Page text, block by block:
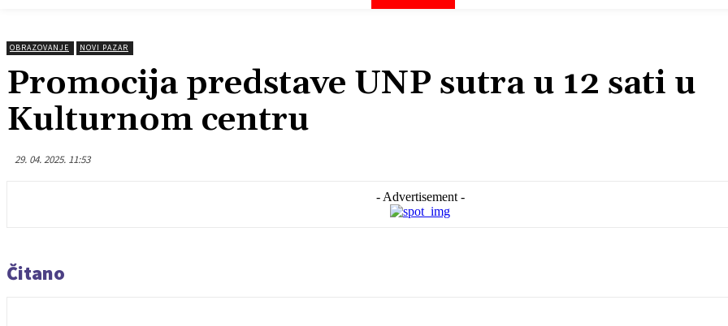
OBRAZOVANJE NOVI PAZAR
Promocija predstave UNP sutra u 12 sati u
Kulturnom centru
29. 04. 2025. 11:53
- Advertisement -
Čitano